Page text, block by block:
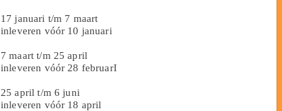
17 januari t/m 7 maart
inleveren vóór 10 januari
7 maart t/m 25 april
inleveren vóór 28 februarI
25 april t/m 6 juni
inleveren vóór 18 april